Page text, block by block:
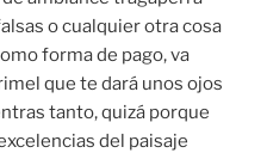
o cualquier otra cosa
forma de pago, va
que te dará unos ojos
tanto, quizá porque
del paisaje